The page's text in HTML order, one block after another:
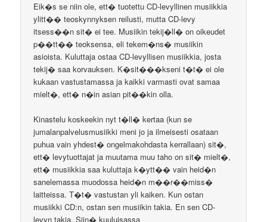
Eik�s se niin ole, ett� tuotettu CD-levyllinen musiikkia
ylitt�� teoskynnyksen reilusti, mutta CD-levy
itsess��n sit� ei tee. Musiikin tekij�ll� on oikeudet
p��tt�� teoksensa, eli tekem�ns� musiikin
asioista. Kuluttaja ostaa CD-levyllisen musiikkia, josta
tekij� saa korvauksen. K�sit���kseni t�t� ei ole
kukaan vastustamassa ja kaikki varmasti ovat samaa
mielt�, ett� n�in asian pit��kin olla.
Kinastelu koskeekin nyt t�ll� kertaa (kun se
jumalanpalvelusmusiikki meni jo ja ilmeisesti osataan
puhua vain yhdest� ongelmakohdasta kerrallaan) sit�,
ett� levytuottajat ja muutama muu taho on sit� mielt�,
ett� musiikkia saa kuluttaja k�ytt�� vain heid�n
sanelemassa muodossa heid�n m��r��miss�
laitteissa. T�t� vastustan yli kaiken. Kun ostan
musiikki CD:n, ostan sen musiikin takia. En sen CD-
levyn takia. Siin� kuuluisassa